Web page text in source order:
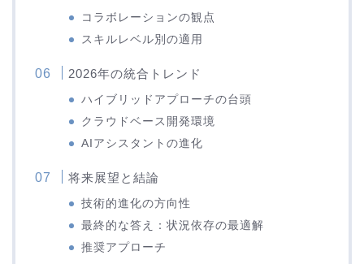
コラボレーションの観点
スキルレベル別の適用
2026年の統合トレンド
ハイブリッドアプローチの台頭
クラウドベース開発環境
AIアシスタントの進化
将来展望と結論
技術的進化の方向性
最終的な答え：状況依存の最適解
推奨アプローチ